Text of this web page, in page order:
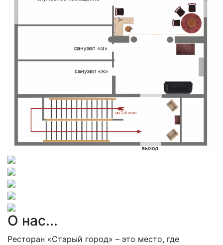
О нас...
Ресторан «Старый город» – это место, где